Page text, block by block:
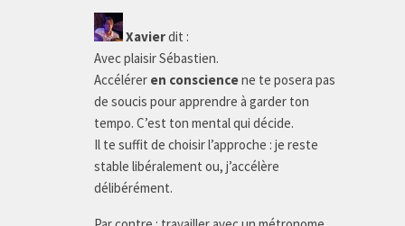
Xavierdit :
Avec plaisir Sébastien.
Accélérer en consciencene te posera pas
de soucis pour apprendre à garder ton
tempo. C’est ton mental qui décide.
Il te suffit de choisir l’approche : je reste
stable libéralement ou, j’accélère
délibérément.